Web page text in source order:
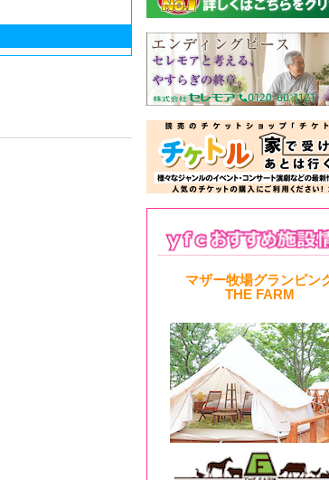
マザー牧場グランピン
THE FARM